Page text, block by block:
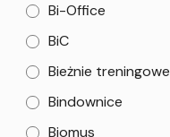
Bi-Office
BiC
Bieżnie treningowe
Bindownice
Biomus